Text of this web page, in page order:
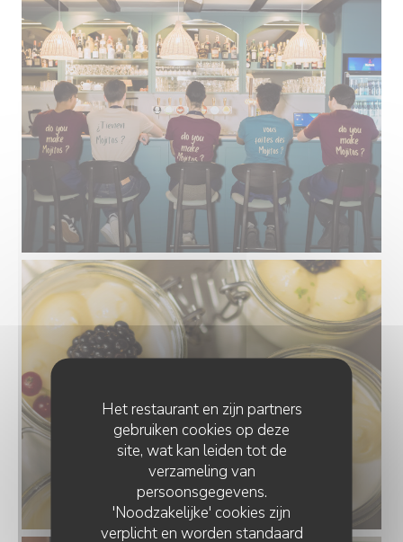
Het restaurant en zijn partners
gebruiken cookies op deze
site, wat kan leiden tot de
verzameling van
persoonsgegevens.
'Noodzakelijke' cookies zijn
verplicht en worden standaard